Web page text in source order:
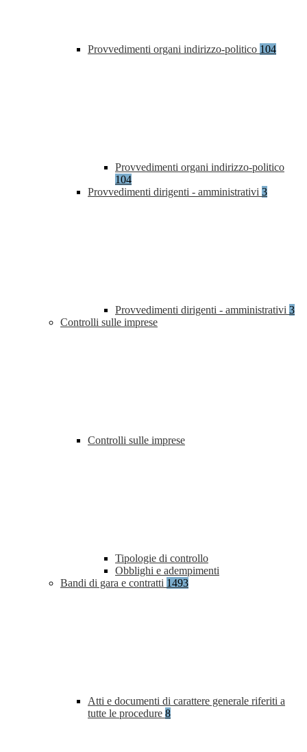
Provvedimenti organi indirizzo-politico 104
Provvedimenti organi indirizzo-politico
104
Provvedimenti dirigenti - amministrativi 3
Provvedimenti dirigenti - amministrativi 3
Controlli sulle imprese
Controlli sulle imprese
Tipologie di controllo
Obblighi e adempimenti
Bandi di gara e contratti 1493
Atti e documenti di carattere generale riferiti a
tutte le procedure 8